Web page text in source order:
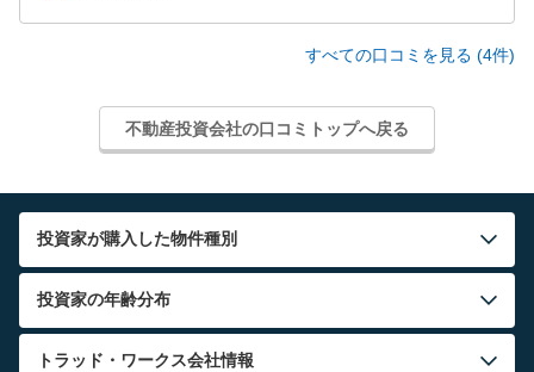
すべての口コミを見る (4件)
不動産投資会社の口コミトップへ戻る
投資家が購入した物件種別
投資家の年齢分布
トラッド・ワークス会社情報